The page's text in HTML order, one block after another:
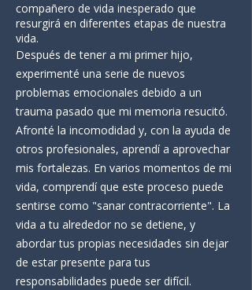
compañero de vida inesperado que
resurgirá en diferentes etapas de nuestra
vida.
Después de tener a mi primer hijo,
experimenté una serie de nuevos
problemas emocionales debido a un
trauma pasado que mi memoria resucitó.
Afronté la incomodidad y, con la ayuda de
otros profesionales, aprendí a aprovechar
mis fortalezas. En varios momentos de mi
vida, comprendí que este proceso puede
sentirse como "sanar contracorriente". La
vida a tu alrededor no se detiene, y
abordar tus propias necesidades sin dejar
de estar presente para tus
responsabilidades puede ser difícil.